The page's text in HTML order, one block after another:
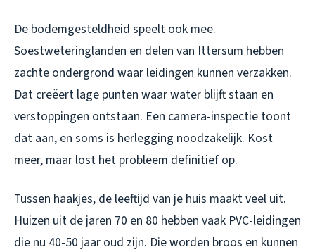
De bodemgesteldheid speelt ook mee.
Soestweteringlanden en delen van Ittersum hebben
zachte ondergrond waar leidingen kunnen verzakken.
Dat creëert lage punten waar water blijft staan en
verstoppingen ontstaan. Een camera-inspectie toont
dat aan, en soms is herlegging noodzakelijk. Kost
meer, maar lost het probleem definitief op.
Tussen haakjes, de leeftijd van je huis maakt veel uit.
Huizen uit de jaren 70 en 80 hebben vaak PVC-leidingen
die nu 40-50 jaar oud zijn. Die worden broos en kunnen